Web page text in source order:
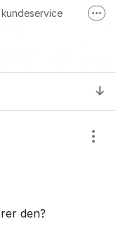
Vis/
den?